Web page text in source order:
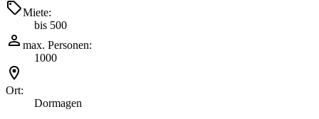
Miete:
bis 500
max. Personen:
1000
Ort:
Dormagen